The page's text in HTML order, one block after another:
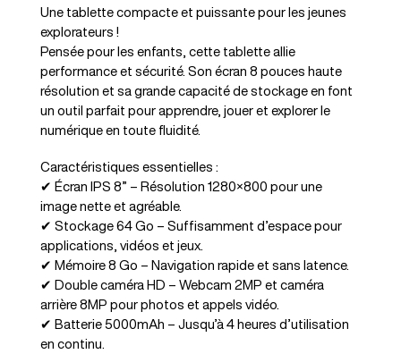
Une tablette compacte et puissante pour les jeunes
explorateurs !
Pensée pour les enfants, cette tablette allie
performance et sécurité. Son écran 8 pouces haute
résolution et sa grande capacité de stockage en font
un outil parfait pour apprendre, jouer et explorer le
numérique en toute fluidité.
Caractéristiques essentielles :
✔ Écran IPS 8” – Résolution 1280×800 pour une
image nette et agréable.
✔ Stockage 64 Go – Suffisamment d’espace pour
applications, vidéos et jeux.
✔ Mémoire 8 Go – Navigation rapide et sans latence.
✔ Double caméra HD – Webcam 2MP et caméra
arrière 8MP pour photos et appels vidéo.
✔ Batterie 5000mAh – Jusqu’à 4 heures d’utilisation
en continu.